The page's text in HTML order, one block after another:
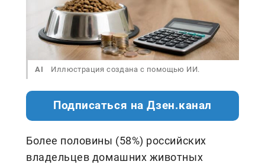
AI Иллюстрация создана с помощью ИИ.
Подписаться на Дзен.канал
Более половины (58%) российских
владельцев домашних животных